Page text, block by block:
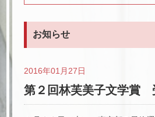
お知らせ
2016年01月27日
第２回林芙美子文学賞